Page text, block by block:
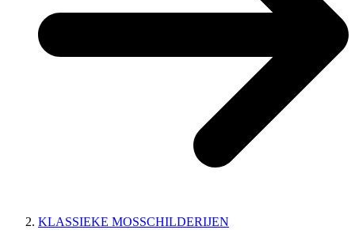
KLASSIEKE MOSSCHILDERIJEN